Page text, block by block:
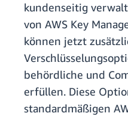
kundenseitig
von AWS Key
können jetzt
behördliche und
erfüllen. Diese
standardmäßigen